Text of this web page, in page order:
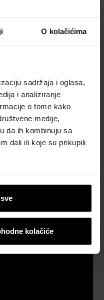
O kolačićima
sadržaja i oglasa,
i analiziranje
o tome kako
medije,
da ih kombinuju sa
dali ili koje su prikupili
kolačiće